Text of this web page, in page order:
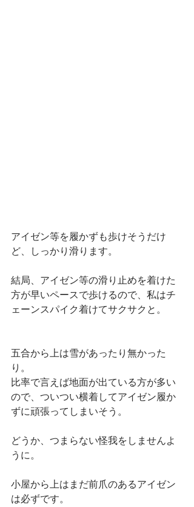
アイゼン等を履かずも歩けそうだけ
ど、しっかり滑ります。
結局、アイゼン等の滑り止めを着けた
方が早いペースで歩けるので、私はチ
ェーンスパイク着けてサクサクと。
五合から上は雪があったり無かった
り。
比率で言えば地面が出ている方が多い
ので、ついつい横着してアイゼン履か
ずに頑張ってしまいそう。
どうか、つまらない怪我をしませんよ
うに。
小屋から上はまだ前爪のあるアイゼン
は必ずです。